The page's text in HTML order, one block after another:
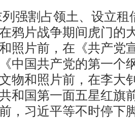
强割占领土、设立租
鸦片战争期间虎门的
照片前，在《共产党
中国共产党的第一个
物和照片前，在李大
和国第一面五星红旗
，习近平等不时停下